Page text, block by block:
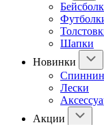
Шапки
Новинки
Лески
Акции